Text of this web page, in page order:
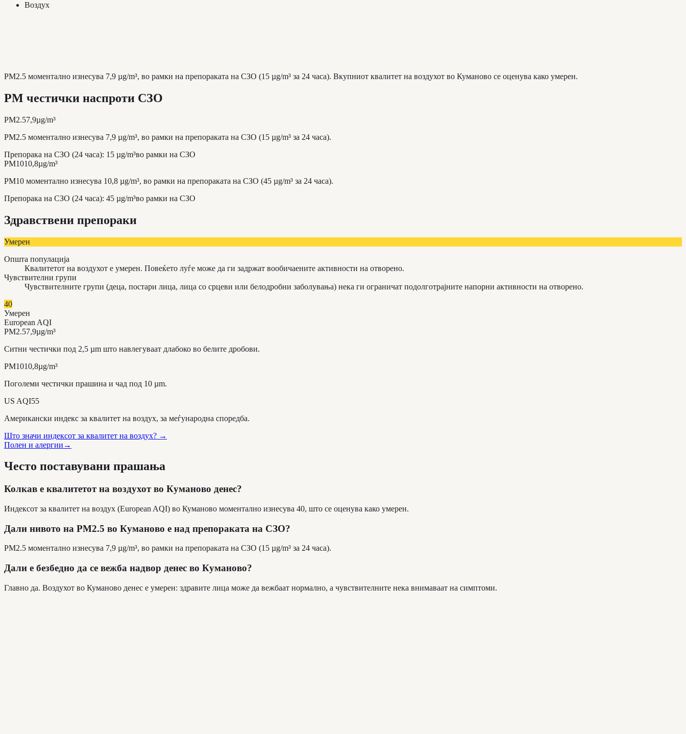
Воздух
PM2.5 моментално изнесува 7,9 µg/m³, во рамки на препораката на СЗО (15 µg/m³ за 24 часа). Вкупниот квалитет на воздухот во Куманово се оценува како умерен.
PM честички наспроти СЗО
PM2.57,9µg/m³
PM2.5 моментално изнесува 7,9 µg/m³, во рамки на препораката на СЗО (15 µg/m³ за 24 часа).
Препорака на СЗО (24 часа): 15 µg/m³во рамки на СЗО
PM1010,8µg/m³
PM10 моментално изнесува 10,8 µg/m³, во рамки на препораката на СЗО (45 µg/m³ за 24 часа).
Препорака на СЗО (24 часа): 45 µg/m³во рамки на СЗО
Здравствени препораки
Умерен
Општа популација
Квалитетот на воздухот е умерен. Повеќето луѓе може да ги задржат вообичаените активности на отворено.
Чувствителни групи
Чувствителните групи (деца, постари лица, лица со срцеви или белодробни заболувања) нека ги ограничат подолготрајните напорни активности на отворено.
40
Умерен
European AQI
PM2.57,9µg/m³
Ситни честички под 2,5 µm што навлегуваат длабоко во белите дробови.
PM1010,8µg/m³
Поголеми честички прашина и чад под 10 µm.
US AQI55
Американски индекс за квалитет на воздух, за меѓународна споредба.
Што значи индексот за квалитет на воздух? →
Полен и алергии →
Често поставувани прашања
Колкав е квалитетот на воздухот во Куманово денес?
Индексот за квалитет на воздух (European AQI) во Куманово моментално изнесува 40, што се оценува како умерен.
Дали нивото на PM2.5 во Куманово е над препораката на СЗО?
PM2.5 моментално изнесува 7,9 µg/m³, во рамки на препораката на СЗО (15 µg/m³ за 24 часа).
Дали е безбедно да се вежба надвор денес во Куманово?
Главно да. Воздухот во Куманово денес е умерен: здравите лица може да вежбаат нормално, а чувствителните нека внимаваат на симптоми.